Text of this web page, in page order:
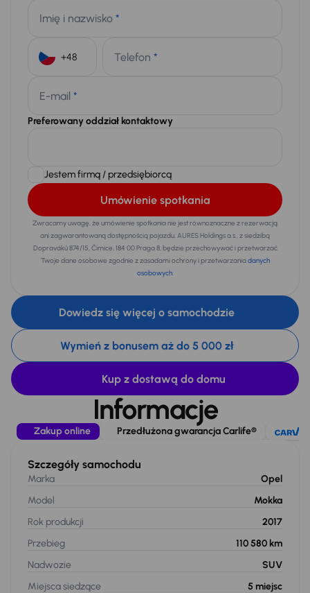
Imię i nazwisko *
Telefon *
E-mail *
Preferowany oddział kontaktowy
Jestem firmą / przedsiębiorcą
Umówienie spotkania
Zwracamy uwagę, że umówienie spotkania nie jest równoznaczne z rezerwacją
ani zagwarantowaną dostępnością pojazdu. AURES Holdings a.s., z siedzibą
Dopraváků 874/15, Čimice, 184 00 Praga 8, będzie przechowywać i przetwarzać
Twoje dane osobowe zgodnie z zasadami ochrony i przetwarzaniadanych
osobowych.
Dowiedz się więcej o samochodzie
Wymień z bonusem aż do 5 000 zł
Kup z dostawą do domu
Informacje
Zakup online Przedłużona gwarancja Carlife®
Szczegóły samochodu
Marka
Opel
Model
Mokka
Rok produkcji
2017
Przebieg
110 580 km
Nadwozie
SUV
Miejsca siedzące
5 miejsc